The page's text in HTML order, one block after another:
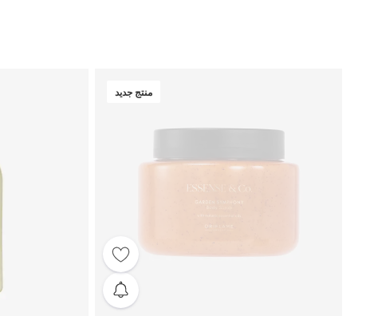
منتج جديد